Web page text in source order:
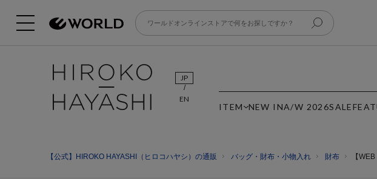
JP
EN
ITEM NEW INA/W 2026SALE
【公式】HIROKO HAYASHI（ヒロコハヤシ）の通販 バッグ・財布・小物入れ 財布 【